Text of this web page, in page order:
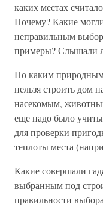
каких местах
Почему? Какие
неправильным
примеры? Слышали
По каким
нельзя строить дом
насекомым,
еще надо было
для проверки
теплоты места
Какие совершали
выбранным под
правильности